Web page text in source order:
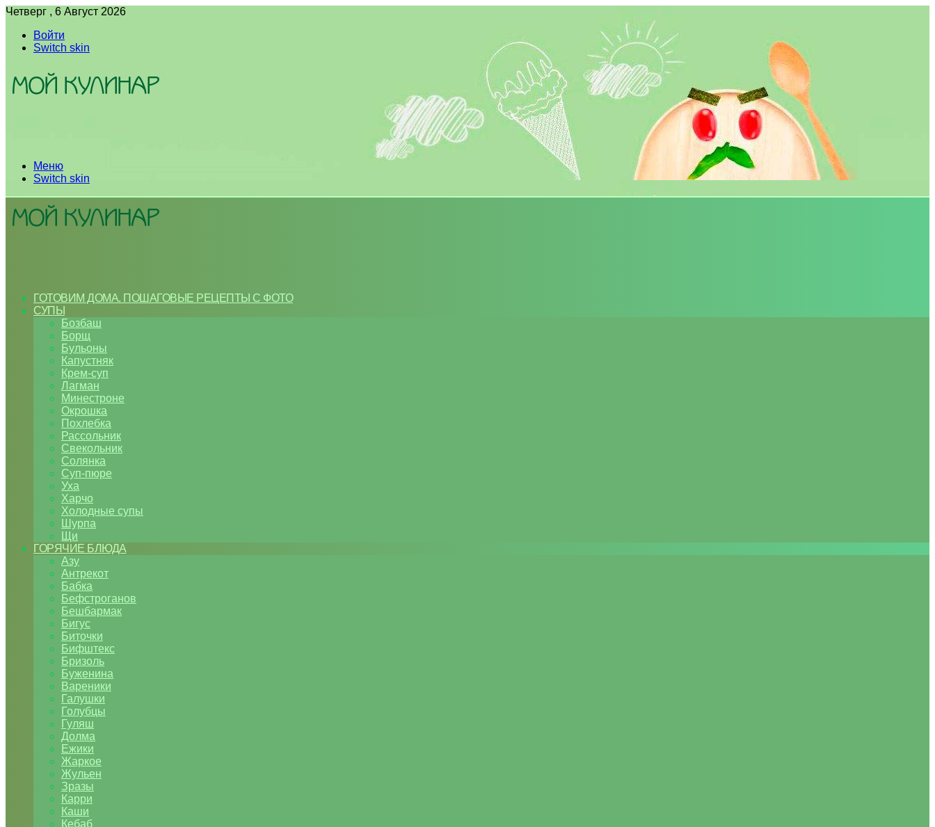
Четверг , 6 Август 2026
Войти
Switch skin
Меню
Switch skin
ГОТОВИМ ДОМА. ПОШАГОВЫЕ РЕЦЕПТЫ С ФОТО
СУПЫ
Бозбаш
Борщ
Бульоны
Капустняк
Крем-суп
Лагман
Минестроне
Окрошка
Похлебка
Рассольник
Свекольник
Солянка
Суп-пюре
Уха
Харчо
Холодные супы
Шурпа
Щи
ГОРЯЧИЕ БЛЮДА
Азу
Антрекот
Бабка
Бефстроганов
Бешбармак
Бигус
Биточки
Бифштекс
Бризоль
Буженина
Вареники
Галушки
Голубцы
Гуляш
Долма
Ежики
Жаркое
Жульен
Зразы
Карри
Каши
Кебаб